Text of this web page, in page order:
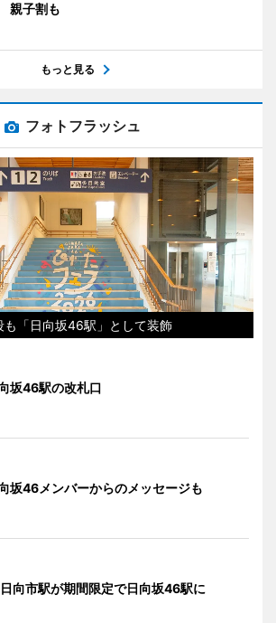
親子割も
もっと見る
フォトフラッシュ
も「日向坂46駅」として装飾
坂46駅の改札口
坂46メンバーからのメッセージも
向市駅が期間限定で日向坂46駅に